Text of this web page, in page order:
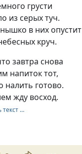
грусти
из серых туч.
в них опустит
круч.
завтра снова
напиток тот,
налить готово.
жду восход.
текст …